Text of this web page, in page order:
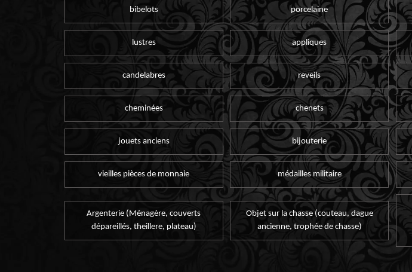
bibelots porcelaine
lustres appliques
candelabres reveils
cheminées chenets
jouets anciens bijouterie
vieilles pièces de monnaie médailles militaire
Argenterie (Ménagère, couverts
dépareillés, theillere, plateau)
Objet sur la chasse (couteau, dague
ancienne, trophée de chasse)